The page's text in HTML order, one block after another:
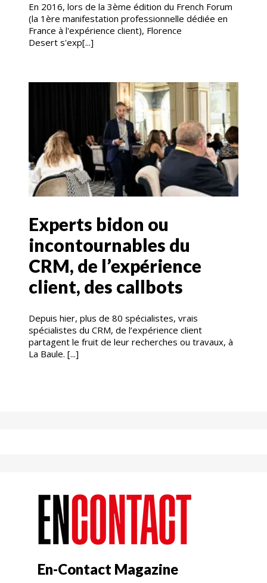
En 2016, lors de la 3ème édition du French Forum
(la 1ère manifestation professionnelle dédiée en
France à l'expérience client), Florence
Desert s'exp[...]
Experts bidon ou
incontournables du
CRM, de l’expérience
client, des callbots
Depuis hier, plus de 80 spécialistes, vrais
spécialistes du CRM, de l’expérience client
partagent le fruit de leur recherches ou travaux, à
La Baule. [...]
En-Contact Magazine